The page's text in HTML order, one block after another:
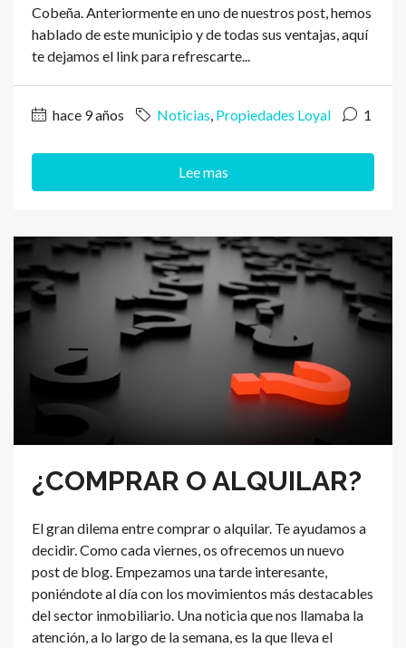
Cobeña. Anteriormente en uno de nuestros post, hemos
hablado de este municipio y de todas sus ventajas, aquí
te dejamos el link para refrescarte...
hace 9 años Noticias Propiedades Loyal 1
Lee mas
¿COMPRAR O ALQUILAR?
El gran dilema entre comprar o alquilar. Te ayudamos a
decidir. Como cada viernes, os ofrecemos un nuevo
post de blog. Empezamos una tarde interesante,
poniéndote al día con los movimientos más destacables
del sector inmobiliario. Una noticia que nos llamaba la
atención, a lo largo de la semana, es la que lleva el